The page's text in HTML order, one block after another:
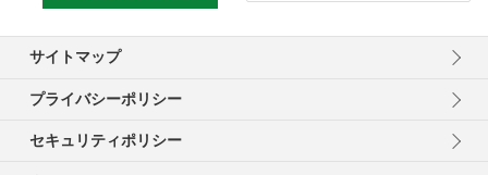
サイトマップ
プライバシーポリシー
セキュリティポリシー